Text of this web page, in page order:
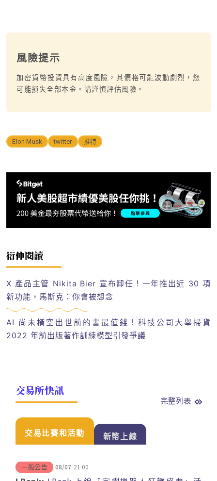
風險提示
加密貨幣投資具有高度風險，其價格可能波動劇烈，您
可能損失全部本金。請謹慎評估風險。
Elon Musk twitter 推特
衍伸閱讀
X 產品主管 Nikita Bier 宣布卸任！一年推出近 30 項
新功能，馬斯克：你會被想念
AI 尚未橫空出世前的書最值錢！科技公司大舉掃貨
2022 年前出版著作訓練模型引發爭議
交易所快訊
完整列表
交易比賽和活動 新幣上線
一般公告 08/07 21:00